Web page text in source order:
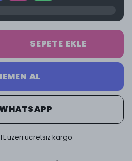
SEPETE EKLE
AL
üzeri ücretsiz kargo